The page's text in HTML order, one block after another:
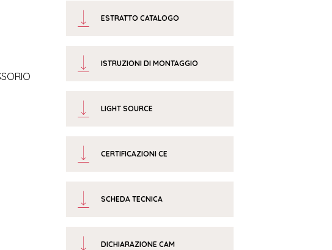
ESTRATTO CATALOGO
ISTRUZIONI DI MONTAGGIO
LIGHT SOURCE
CERTIFICAZIONI CE
SCHEDA TECNICA
DICHIARAZIONE CAM